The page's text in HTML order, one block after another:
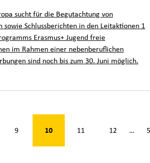
sucht für die Begutachtung von
sowie Schlussberichten in den Leitaktionen 1
Erasmus+ Jugend freie
im Rahmen einer nebenberuflichen
sind noch bis zum 30. Juni möglich.
9 10 11 12 …